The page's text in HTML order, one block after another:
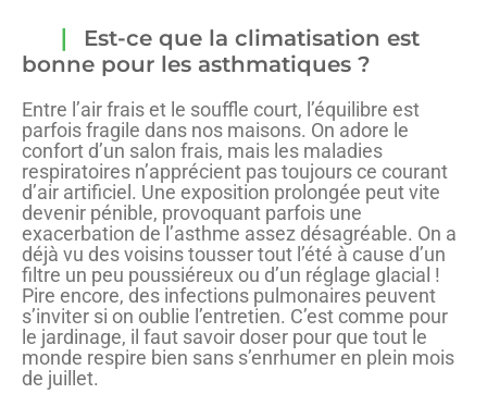
Est-ce que la climatisation est
bonne pour les asthmatiques ?
Entre l’air frais et le souffle court, l’équilibre est
parfois fragile dans nos maisons. On adore le
confort d’un salon frais, mais les maladies
respiratoires n’apprécient pas toujours ce courant
d’air artificiel. Une exposition prolongée peut vite
devenir pénible, provoquant parfois une
exacerbation de l’asthme assez désagréable. On a
déjà vu des voisins tousser tout l’été à cause d’un
filtre un peu poussiéreux ou d’un réglage glacial !
Pire encore, des infections pulmonaires peuvent
s’inviter si on oublie l’entretien. C’est comme pour
le jardinage, il faut savoir doser pour que tout le
monde respire bien sans s’enrhumer en plein mois
de juillet.